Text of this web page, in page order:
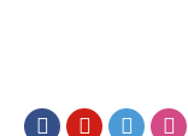
FacebookYoutubeTwitter